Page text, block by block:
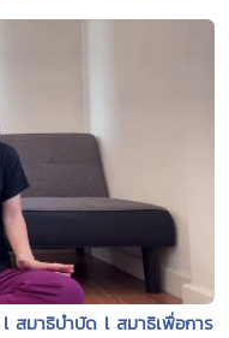
สมาธิบำบัด l สมาธิเพื่อการ